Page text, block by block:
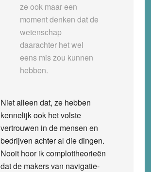
ze ook maar een
moment denken dat de
wetenschap
daarachter het wel
eens mis zou kunnen
hebben.
Niet alleen dat, ze hebben
kennelijk ook het volste
vertrouwen in de mensen en
bedrijven achter al die dingen.
Nooit hoor ik complottheorieën
dat de makers van navigatie-